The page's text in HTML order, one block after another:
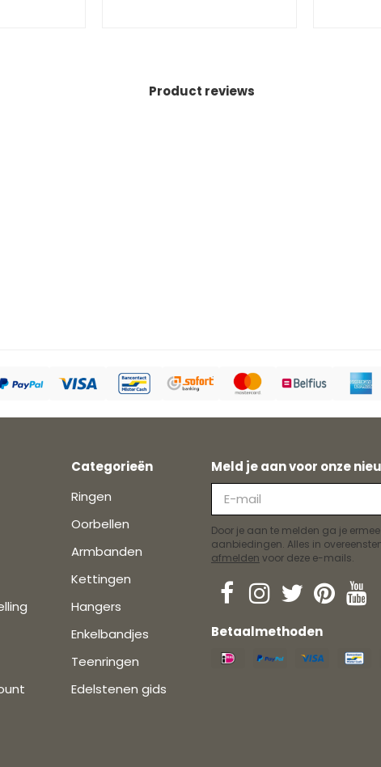
Product reviews
Categorieën
Ringen
Oorbellen
Armbanden
Kettingen
Hangers
Enkelbandjes
Teenringen
Edelstenen gids
Meld je aan voor onze
Door je aan te melden ga je
aanbiedingen. Alles in
afmelden voor deze e-mails.
Betaalmethoden